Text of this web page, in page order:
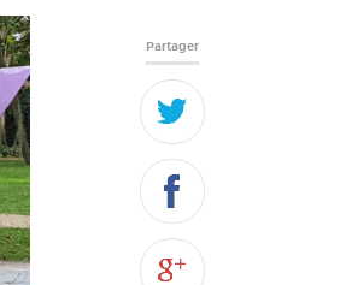
Partager